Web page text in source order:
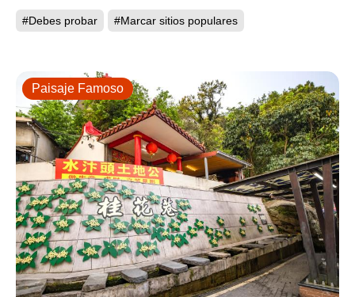
#Debes probar #Marcar sitios populares
Paisaje Famoso